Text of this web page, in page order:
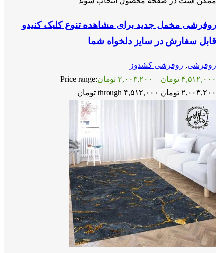
روفرشی مخمل جدید برای مشاهده تنوع کلیک کنیدو
قابل سفارش در سایز دلخواه شما
روفرشی, روفرشی کشدوز
۴,۵۱۲,۰۰۰ تومان – ۲,۰۰۳,۲۰۰ تومانPrice range:
۲,۰۰۳,۲۰۰ تومان through ۴,۵۱۲,۰۰۰ تومان